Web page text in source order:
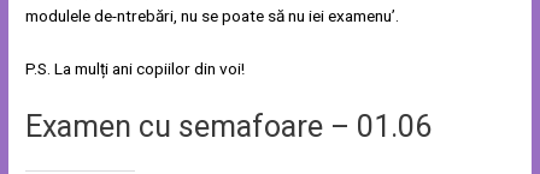
modulele de-ntrebări, nu se poate să nu iei examenu’.
P.S. La mulți ani copiilor din voi!
Examen cu semafoare – 01.06